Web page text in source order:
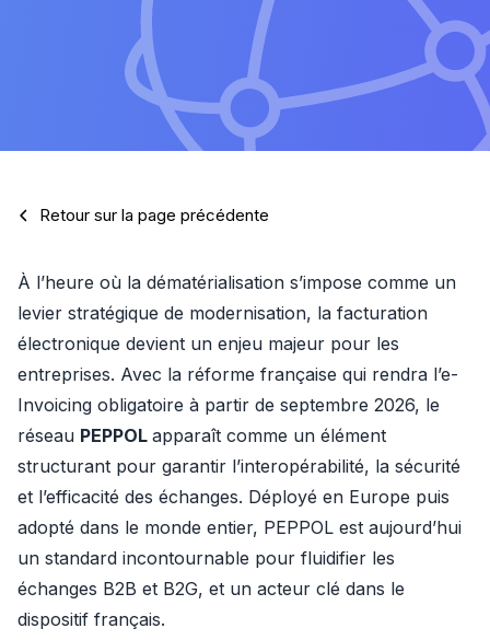
Retour sur la page précédente
À l’heure où la dématérialisation s’impose comme un
levier stratégique de modernisation, la facturation
électronique devient un enjeu majeur pour les
entreprises. Avec la réforme française qui rendra l’e-
Invoicing obligatoire à partir de septembre 2026, le
réseau PEPPOL apparaît comme un élément
structurant pour garantir l’interopérabilité, la sécurité
et l’efficacité des échanges. Déployé en Europe puis
adopté dans le monde entier, PEPPOL est aujourd’hui
un standard incontournable pour fluidifier les
échanges B2B et B2G, et un acteur clé dans le
dispositif français.